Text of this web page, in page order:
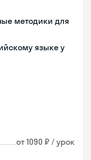
методики для
языке у
от 1090 ₽ / урок